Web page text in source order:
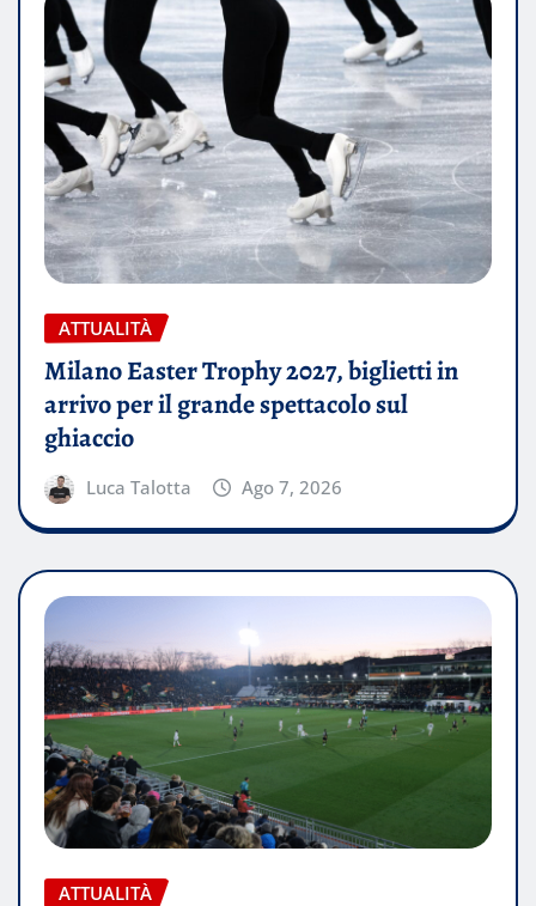
ATTUALITÀ
Milano Easter Trophy 2027, biglietti in
arrivo per il grande spettacolo sul
ghiaccio
Luca Talotta Ago 7, 2026
ATTUALITÀ